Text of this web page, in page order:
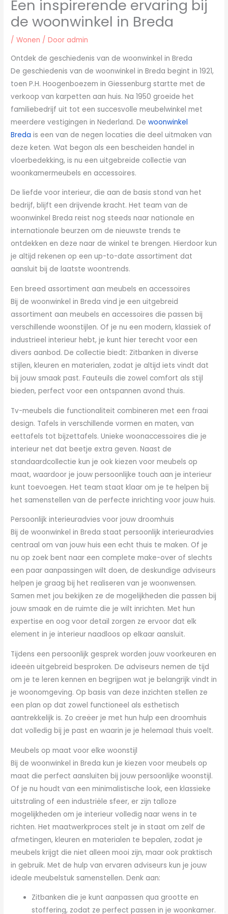
Een inspirerende ervaring bij
de woonwinkel in Breda
/Wonen / Door admin
Ontdek de geschiedenis van de woonwinkel in Breda
De geschiedenis van de woonwinkel in Breda begint in 1921,
toen P.H. Hoogenboezem in Giessenburg startte met de
verkoop van karpetten aan huis. Na 1950 groeide het
familiebedrijf uit tot een succesvolle meubelwinkel met
meerdere vestigingen in Nederland. Dewoonwinkel
Breda is een van de negen locaties die deel uitmaken van
deze keten. Wat begon als een bescheiden handel in
vloerbedekking, is nu een uitgebreide collectie van
woonkamermeubels en accessoires.
De liefde voor interieur, die aan de basis stond van het
bedrijf, blijft een drijvende kracht. Het team van de
woonwinkel Breda reist nog steeds naar nationale en
internationale beurzen om de nieuwste trends te
ontdekken en deze naar de winkel te brengen. Hierdoor kun
je altijd rekenen op een up-to-date assortiment dat
aansluit bij de laatste woontrends.
Een breed assortiment aan meubels en accessoires
Bij de woonwinkel in Breda vind je een uitgebreid
assortiment aan meubels en accessoires die passen bij
verschillende woonstijlen. Of je nu een modern, klassiek of
industrieel interieur hebt, je kunt hier terecht voor een
divers aanbod. De collectie biedt: Zitbanken in diverse
stijlen, kleuren en materialen, zodat je altijd iets vindt dat
bij jouw smaak past. Fauteuils die zowel comfort als stijl
bieden, perfect voor een ontspannen avond thuis.
Tv-meubels die functionaliteit combineren met een fraai
design. Tafels in verschillende vormen en maten, van
eettafels tot bijzettafels. Unieke woonaccessoires die je
interieur net dat beetje extra geven. Naast de
standaardcollectie kun je ook kiezen voor meubels op
maat, waardoor je jouw persoonlijke touch aan je interieur
kunt toevoegen. Het team staat klaar om je te helpen bij
het samenstellen van de perfecte inrichting voor jouw huis.
Persoonlijk interieuradvies voor jouw droomhuis
Bij de woonwinkel in Breda staat persoonlijk interieuradvies
centraal om van jouw huis een echt thuis te maken. Of je
nu op zoek bent naar een complete make-over of slechts
een paar aanpassingen wilt doen, de deskundige adviseurs
helpen je graag bij het realiseren van je woonwensen.
Samen met jou bekijken ze de mogelijkheden die passen bij
jouw smaak en de ruimte die je wilt inrichten. Met hun
expertise en oog voor detail zorgen ze ervoor dat elk
element in je interieur naadloos op elkaar aansluit.
Tijdens een persoonlijk gesprek worden jouw voorkeuren en
ideeën uitgebreid besproken. De adviseurs nemen de tijd
om je te leren kennen en begrijpen wat je belangrijk vindt in
je woonomgeving. Op basis van deze inzichten stellen ze
een plan op dat zowel functioneel als esthetisch
aantrekkelijk is. Zo creëer je met hun hulp een droomhuis
dat volledig bij je past en waarin je je helemaal thuis voelt.
Meubels op maat voor elke woonstijl
Bij de woonwinkel in Breda kun je kiezen voor meubels op
maat die perfect aansluiten bij jouw persoonlijke woonstijl.
Of je nu houdt van een minimalistische look, een klassieke
uitstraling of een industriële sfeer, er zijn talloze
mogelijkheden om je interieur volledig naar wens in te
richten. Het maatwerkproces stelt je in staat om zelf de
afmetingen, kleuren en materialen te bepalen, zodat je
meubels krijgt die niet alleen mooi zijn, maar ook praktisch
in gebruik. Met de hulp van ervaren adviseurs kun je jouw
ideale meubelstuk samenstellen. Denk aan:
Zitbanken die je kunt aanpassen qua grootte en
stoffering, zodat ze perfect passen in je woonkamer.